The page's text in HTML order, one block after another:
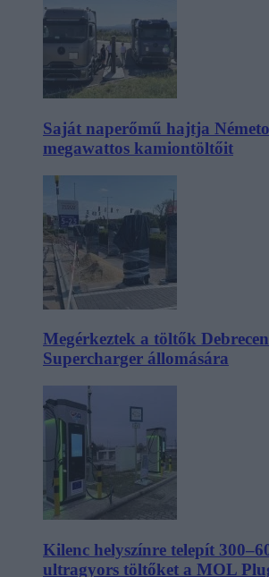
Saját naperőmű hajtja
megawattos kamiontöltőit
Megérkeztek a töltők
Supercharger állomására
Kilenc helyszínre telepít
ultragyors töltőket a MOL